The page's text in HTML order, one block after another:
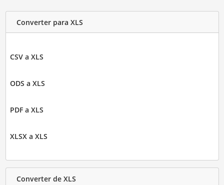
Converter para XLS
CSV a XLS
ODS a XLS
PDF a XLS
XLSX a XLS
Converter de XLS